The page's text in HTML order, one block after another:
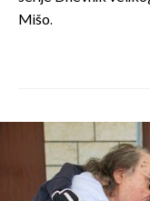
Mišo.